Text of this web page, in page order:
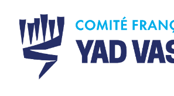
content